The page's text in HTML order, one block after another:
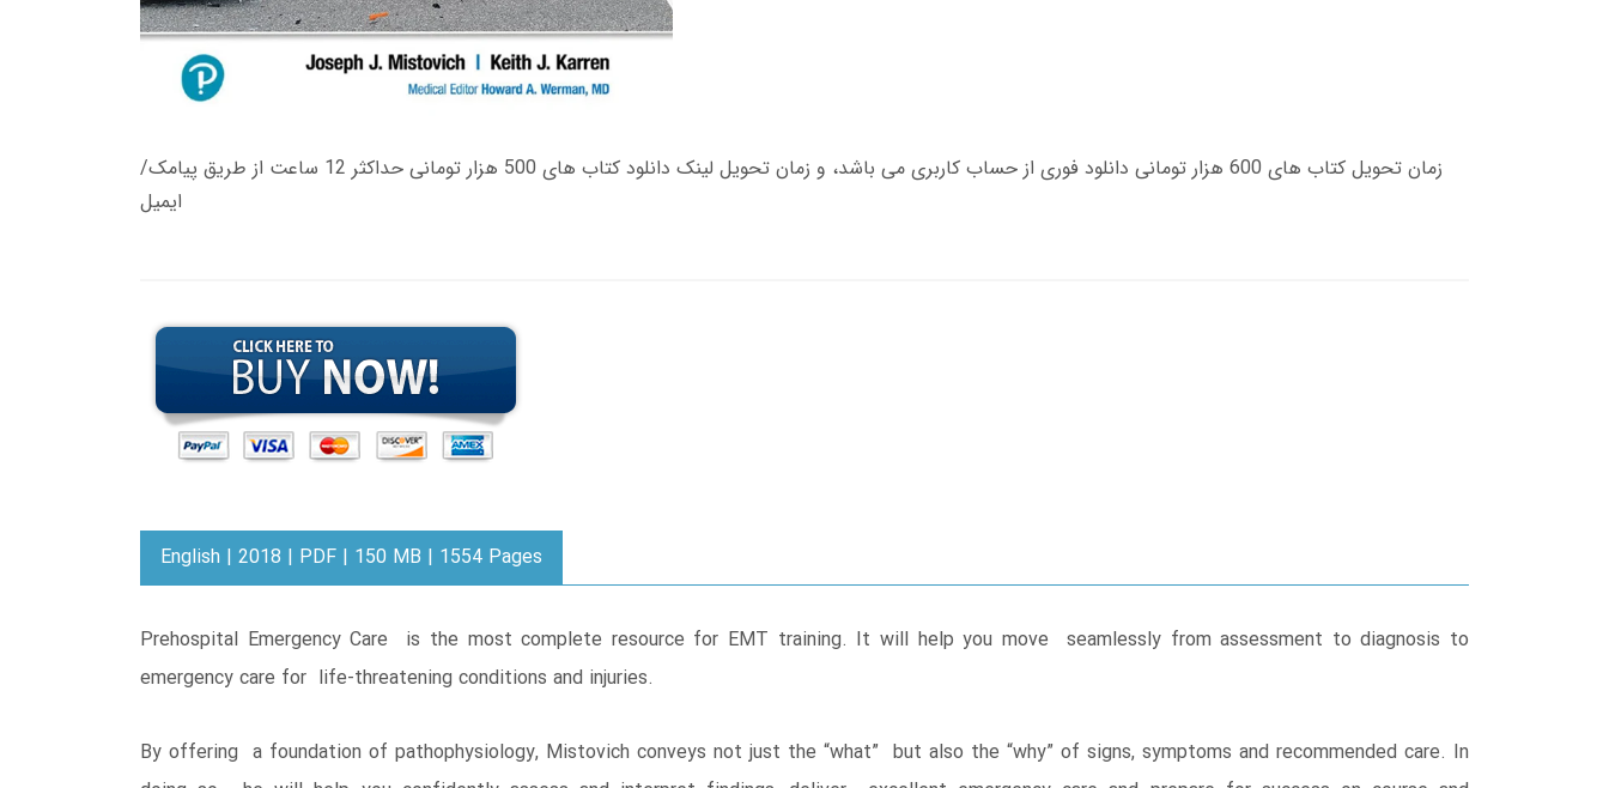
زمان تحویل کتاب های 600 هزار تومانی دانلود فوری از حساب کاربری می باشد، و زمان تحویل لینک دانلود کتاب های 500 هزار تومانی حداکثر 12 ساعت از طریق پیامک/
ایمیل
English | 2018 | PDF | 150 MB | 1554 Pages
Prehospital Emergency Care is the most complete resource for EMT training. It will help you move seamlessly from assessment to diagnosis to
emergency care for life-threatening conditions and injuries.
By offering a foundation of pathophysiology, Mistovich conveys not just the “what” but also the “why” of signs, symptoms and recommended care. In